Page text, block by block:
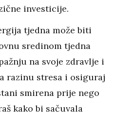
investicije.
tjedna može biti
sredinom tjedna
na svoje zdravlje i
razinu stresa i osiguraj
smirena prije nego
kako bi sačuvala